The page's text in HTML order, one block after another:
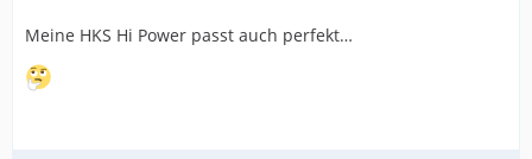
Meine HKS Hi Power passt auch perfekt…